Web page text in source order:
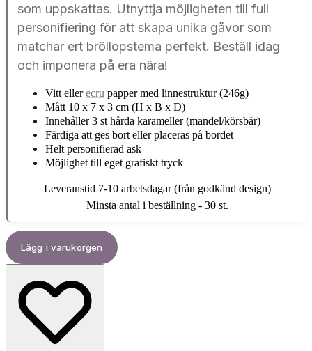
som uppskattas. Utnyttja möjligheten till full
personifiering för att skapa unika gåvor som
matchar ert bröllopstema perfekt. Beställ idag
och imponera på era nära!
Vitt ellerecru papper med linnestruktur (246g)
Mått 10 x 7 x 3 cm (H x B x D)
Innehåller 3 st hårda karameller (mandel/körsbär)
Färdiga att ges bort eller placeras på bordet
Helt personifierad ask
Möjlighet till eget grafiskt tryck
Leveranstid 7-10 arbetsdagar (från godkänd design)
Minsta antal i beställning - 30 st.
Lägg i varukorgen